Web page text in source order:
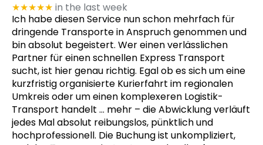
★★★★★ in the last week
Ich habe diesen Service nun schon mehrfach für
dringende Transporte in Anspruch genommen und
bin absolut begeistert. Wer einen verlässlichen
Partner für einen schnellen Express Transport
sucht, ist hier genau richtig. Egal ob es sich um eine
kurzfristig organisierte Kurierfahrt im regionalen
Umkreis oder um einen komplexeren Logistik-
Transport handelt … mehr – die Abwicklung verläuft
jedes Mal absolut reibungslos, pünktlich und
hochprofessionell. Die Buchung ist unkompliziert,